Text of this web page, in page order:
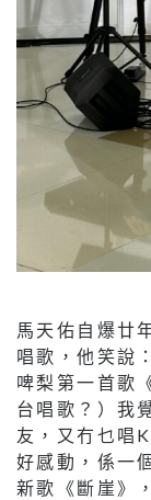
馬天佑自爆廿
唱歌，他笑說
啤梨第一首歌
台唱歌？）我
友，又冇乜唱
好感動，係一
新歌《斷崖》